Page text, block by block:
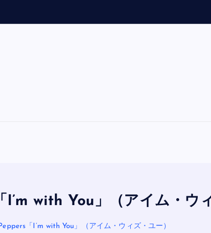
with You」（アイム・ウ
「I’m with You」（アイム・ウィズ・ユー）